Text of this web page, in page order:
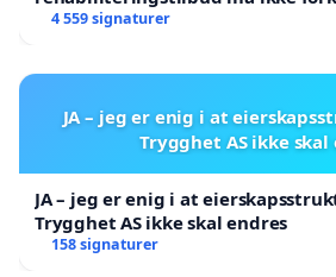
enklere håndheving
bedre føreropplæring
økt trafikksikkerhet
Derfor foreslår vi blant annet:
registreringsplikt for
krav om ansvarsforsikring
teknisk godkjenning og
4 559 signaturer
JA – jeg er enig i at
Trygghet AS ikke skal
JA – jeg er enig i at
Trygghet AS ikke skal endres
158 signaturer